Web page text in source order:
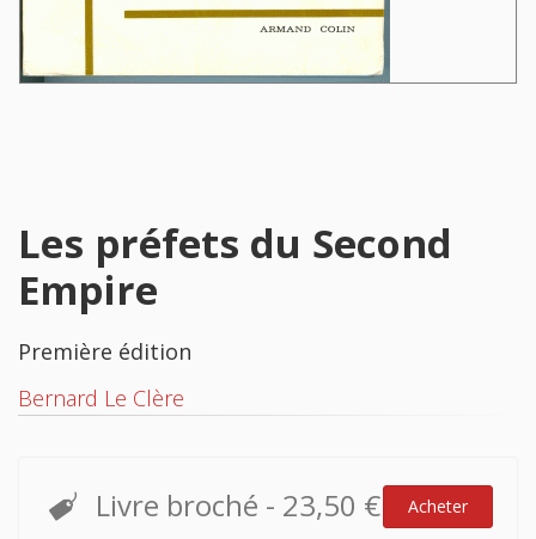
Les préfets du Second
Empire
Première édition
Bernard Le Clère
Livre broché - 23,50 € Acheter